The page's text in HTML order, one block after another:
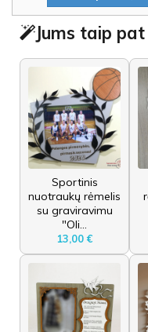
Jums taip
Sportinis
nuotraukų rėmelis
su graviravimu
"Oli...
13,00 €